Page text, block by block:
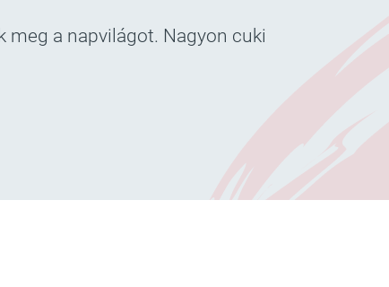
meg a napvilágot. Nagyon cuki